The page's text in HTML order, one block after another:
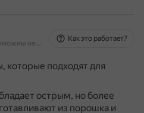
На основе источников, возможны неточности
Как это работает?
которые подходят для
острым, но более
из порошка и